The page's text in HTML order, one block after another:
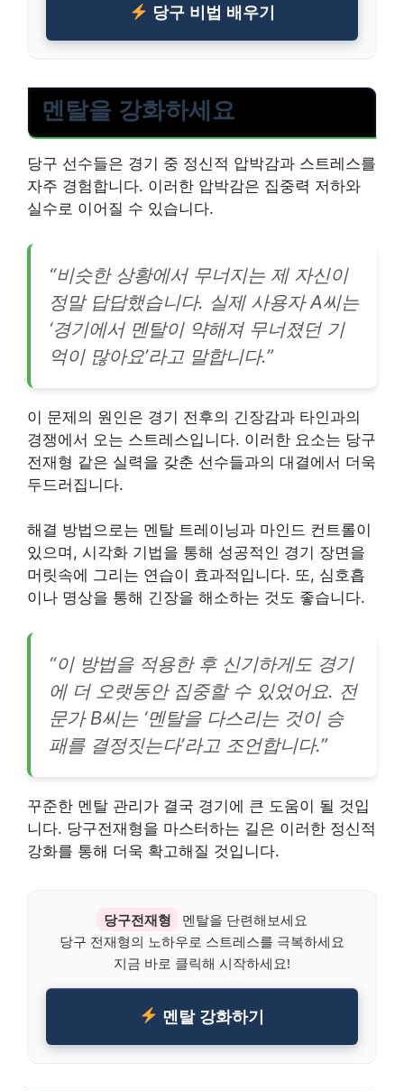
당구 비법 배우기
멘탈을 강화하세요
당구 선수들은 경기 중 정신적 압박감과 스트레스를
자주 경험합니다. 이러한 압박감은 집중력 저하와
실수로 이어질 수 있습니다.
“비슷한 상황에서 무너지는 제 자신이
정말 답답했습니다. 실제 사용자 A씨는
‘경기에서 멘탈이 약해져 무너졌던 기
억이 많아요’라고 말합니다.”
이 문제의 원인은 경기 전후의 긴장감과 타인과의
경쟁에서 오는 스트레스입니다. 이러한 요소는 당구
전재형 같은 실력을 갖춘 선수들과의 대결에서 더욱
두드러집니다.
해결 방법으로는 멘탈 트레이닝과 마인드 컨트롤이
있으며, 시각화 기법을 통해 성공적인 경기 장면을
머릿속에 그리는 연습이 효과적입니다. 또, 심호흡
이나 명상을 통해 긴장을 해소하는 것도 좋습니다.
“이 방법을 적용한 후 신기하게도 경기
에 더 오랫동안 집중할 수 있었어요. 전
문가 B씨는 ‘멘탈을 다스리는 것이 승
패를 결정짓는다’라고 조언합니다.”
꾸준한 멘탈 관리가 결국 경기에 큰 도움이 될 것입
니다. 당구전재형을 마스터하는 길은 이러한 정신적
강화를 통해 더욱 확고해질 것입니다.
당구전재형
멘탈을 단련해보세요
당구 전재형의 노하우로 스트레스를 극복하세요
지금 바로 클릭해 시작하세요!
멘탈 강화하기